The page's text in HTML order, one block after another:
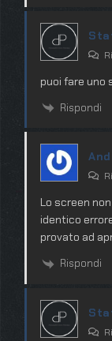
puoi fare uno
Rispondi
Lo screen
identico
provato ad
Rispondi